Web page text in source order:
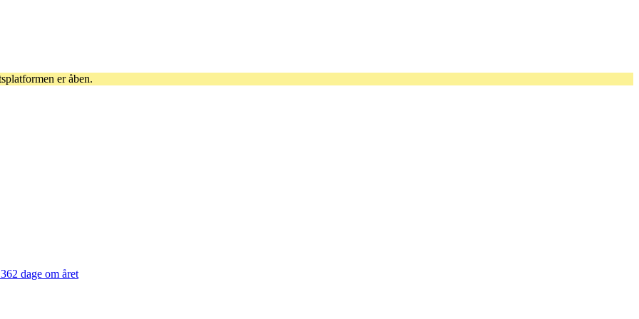
er åben.
dage om året